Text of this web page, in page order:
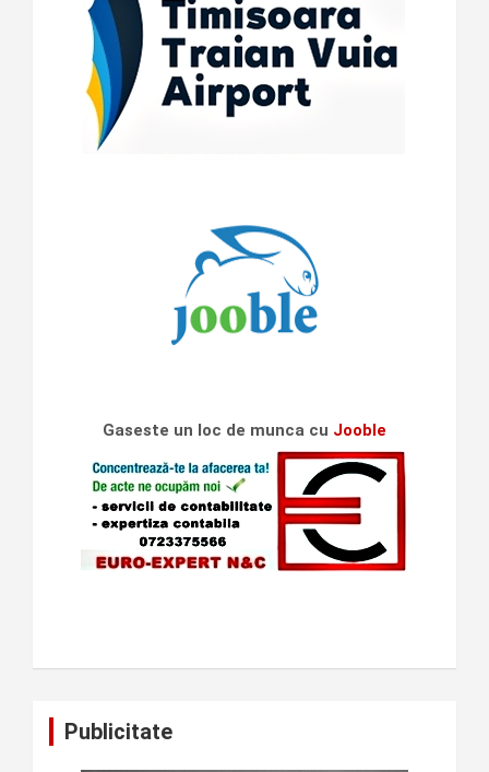
Gaseste un loc de munca cu Jooble
Publicitate